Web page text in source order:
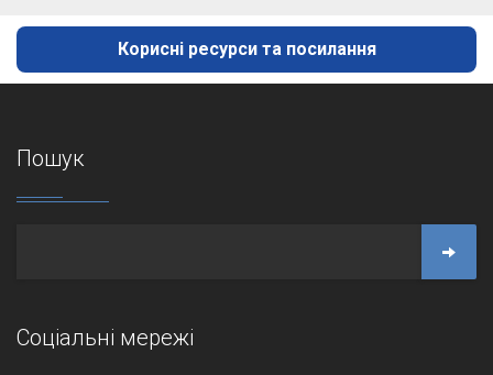
Корисні ресурси та посилання
Пошук
Соціальні мережі